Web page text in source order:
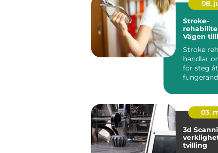
08.
Stroke-
Vägen
Stroke
handlar
för steg
03.
3d Scanning
tvilling